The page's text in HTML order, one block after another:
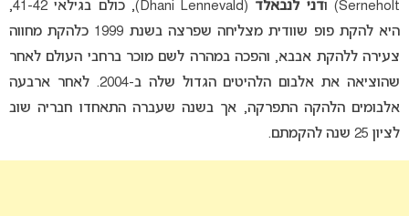
Serneholt) ו
דני לנבאלד
(Dhani Lennevald), כולם בגילאי 41-42,
היא להקת פופ שוודית מצליחה שפרצה בשנת 1999 כלהקת מחווה
צעירה ללהקת אבבא, והפכה במהרה לשם מוכר ברחבי העולם לאחר
שהוציאה את אלבום הלהיטים הגדול שלה ב-2004. לאחר ארבעה
אלבומים הלהקה התפרקה, אך בשנה שעברה התאחדו חבריה שוב
לציון 25 שנה להקמתם.